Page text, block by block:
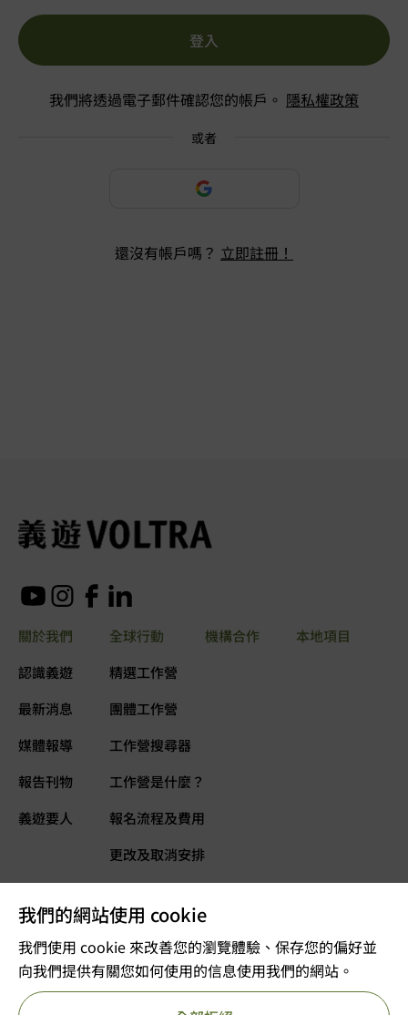
我們的網站使用 cookie
我們使用 cookie 來改善您的瀏覽體驗、保存您的偏好並
向我們提供有關您如何使用的信息使用我們的網站。
登入
我們將透過電子郵件確認您的帳戶。 隱私權政策
或者
還沒有帳戶嗎？ 立即註冊！
關於我們
認識義遊
最新消息
媒體報導
報告刊物
義遊要人
全球行動
精選工作營
團體工作營
工作營搜尋器
工作營是什麼？
報名流程及費用
更改及取消安排
本地項目
義遊網誌
機構合作
立即捐款
©2025 版權屬VOLTRA義遊所有